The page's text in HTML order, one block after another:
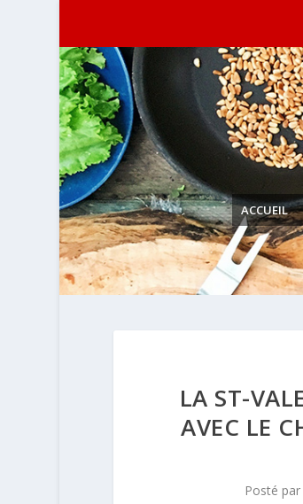
ACCUEIL
LA ST-
AVEC LE
Posté par